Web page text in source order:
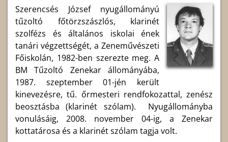
Szerencsés József nyugállományú
tűzoltó főtörzszászlós, klarinét
szolfézs és általános iskolai ének
tanári végzettségét, a Zeneművészeti
Főiskolán, 1982-ben szerezte meg. A
BM Tűzoltó Zenekar állományába,
1987. szeptember 01-jén került
kinevezésre, tű. őrmesteri rendfokozattal, zenész
beosztásba (klarinét szólam). Nyugállományba
vonulásáig, 2008. november 04-ig, a Zenekar
kottatárosa és a klarinét szólam tagja volt.